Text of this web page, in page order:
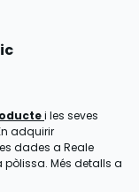
i les seves
adquirir
dades a Reale
pòlissa. Més detalls a